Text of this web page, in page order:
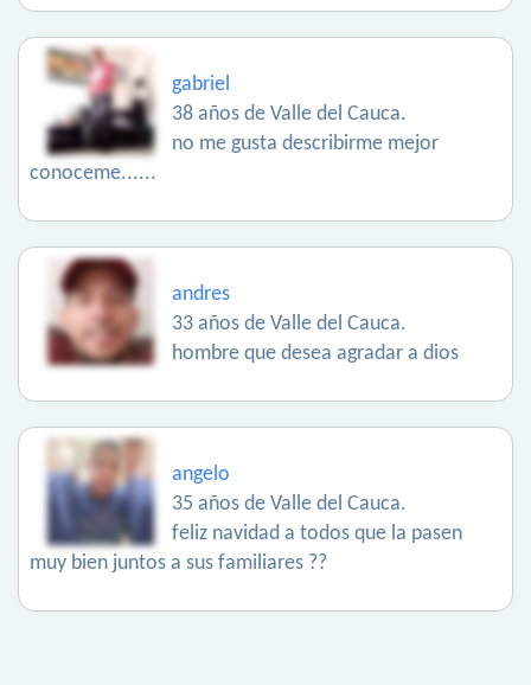
gabriel
38 años de Valle del Cauca.
no me gusta describirme mejor
conoceme......
andres
33 años de Valle del Cauca.
hombre que desea agradar a dios
angelo
35 años de Valle del Cauca.
feliz navidad a todos que la pasen
muy bien juntos a sus familiares ??